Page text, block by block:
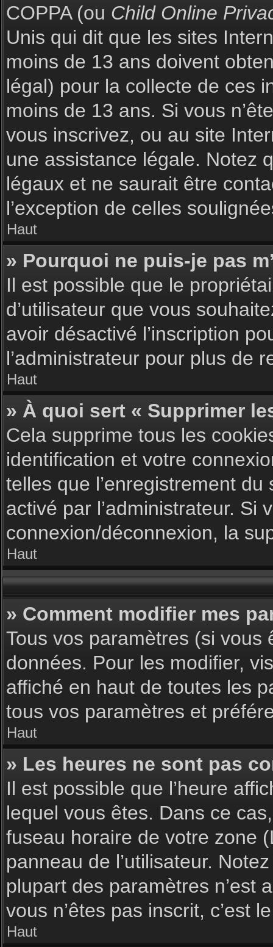
COPPA (ou Child Online
Unis qui dit que les sites
moins de 13 ans doivent
légal) pour la collecte de ces
moins de 13 ans. Si vous
vous inscrivez, ou au site
une assistance légale. Notez
légaux et ne saurait être
l’exception de celles
Haut
» Pourquoi ne puis-je pas
Il est possible que le
d’utilisateur que vous
avoir désactivé l’inscription
l’administrateur pour plus de
Haut
» À quoi sert « Supprimer
Cela supprime tous les
identification et votre
telles que l’enregistrement
activé par l’administrateur. Si
connexion/déconnexion, la
Haut
» Comment modifier mes
Tous vos paramètres (si
données. Pour les modifier,
affiché en haut de toutes les
tous vos paramètres et
Haut
» Les heures ne sont pas
Il est possible que l’heure
lequel vous êtes. Dans ce
fuseau horaire de votre zone
panneau de l’utilisateur.
plupart des paramètres n’est
vous n’êtes pas inscrit, c’est
Haut